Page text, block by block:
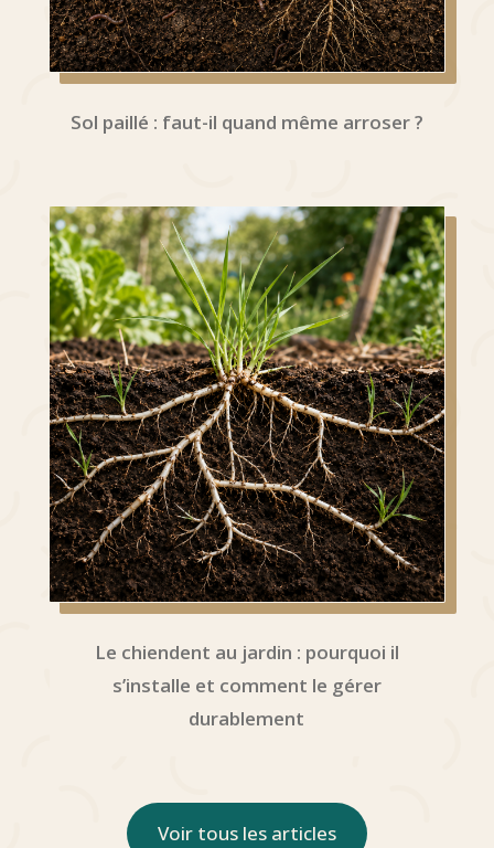
Sol paillé : faut-il quand même arroser ?
Le chiendent au jardin : pourquoi il
s’installe et comment le gérer
durablement
Voir tous les articles